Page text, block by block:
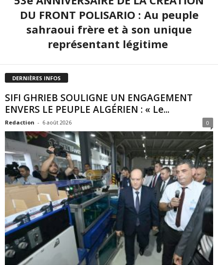
DU FRONT POLISARIO : Au peuple
sahraoui frère et à son unique
représentant légitime
DERNIÈRES INFOS
SIFI GHRIEB SOULIGNE UN ENGAGEMENT
ENVERS LE PEUPLE ALGÉRIEN : « Le...
Redaction - 6 août 2026 0